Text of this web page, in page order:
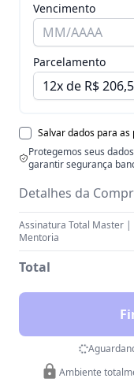
Vencimento
Parcelamento
Salvar dados para
Protegemos seus
garantir segurança
Detalhes da
Assinatura Total Master |
Mentoria
Total
Ambiente